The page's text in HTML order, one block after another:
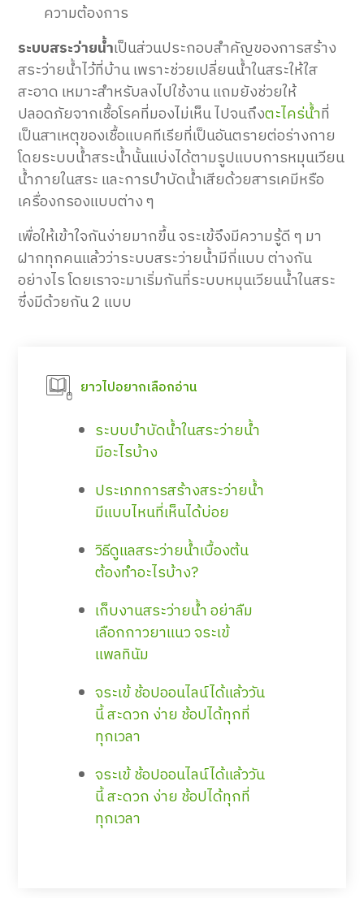
ความต้องการ
ระบบสระว่ายน้ำเป็นส่วนประกอบสำคัญของการสร้าง
สระว่ายน้ำไว้ที่บ้าน เพราะช่วยเปลี่ยนน้ำในสระให้ใส
สะอาด เหมาะสำหรับลงไปใช้งาน แถมยังช่วยให้
ปลอดภัยจากเชื้อโรคที่มองไม่เห็น ไปจนถึงตะไคร่น้ำที่
เป็นสาเหตุของเชื้อแบคทีเรียที่เป็นอันตรายต่อร่างกาย
โดยระบบน้ำสระน้ำนั้นแบ่งได้ตามรูปแบบการหมุนเวียน
น้ำภายในสระ และการบำบัดน้ำเสียด้วยสารเคมีหรือ
เครื่องกรองแบบต่าง ๆ
เพื่อให้เข้าใจกันง่ายมากขึ้น จระเข้จึงมีความรู้ดี ๆ มา
ฝากทุกคนแล้วว่าระบบสระว่ายน้ำมีกี่แบบ ต่างกัน
อย่างไร โดยเราจะมาเริ่มกันที่ระบบหมุนเวียนน้ำในสระ
ซึ่งมีด้วยกัน 2 แบบ
ยาวไปอยากเลือกอ่าน
ระบบบำบัดน้ำในสระว่ายน้ำ
มีอะไรบ้าง
ประเภทการสร้างสระว่ายน้ำ
มีแบบไหนที่เห็นได้บ่อย
วิธีดูแลสระว่ายน้ำเบื้องต้น
ต้องทำอะไรบ้าง?
เก็บงานสระว่ายน้ำ อย่าลืม
เลือกกาวยาแนว จระเข้
แพลทินัม
จระเข้ ช้อปออนไลน์ได้แล้ววัน
นี้ สะดวก ง่าย ช้อปได้ทุกที่
ทุกเวลา
จระเข้ ช้อปออนไลน์ได้แล้ววัน
นี้ สะดวก ง่าย ช้อปได้ทุกที่
ทุกเวลา